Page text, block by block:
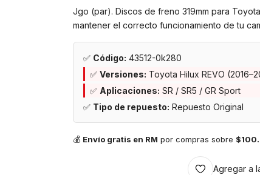
Jgo (par). Discos de freno 319mm para
mantener el correcto funcionamiento de tu
✅ Código: 43512-0k280
✅ Versiones: Toyota Hilux REVO
✅ Aplicaciones: SR / SR5 / GR Sport
✅ Tipo de repuesto: Repuesto Original
💰 Envío gratis en RM por compras sobre
Agregar a